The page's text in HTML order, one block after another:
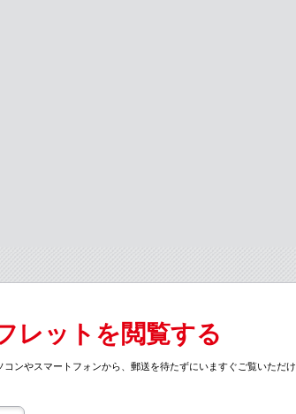
レットを閲覧する
ンやスマートフォンから、郵送を待たずにいますぐご覧いただけ